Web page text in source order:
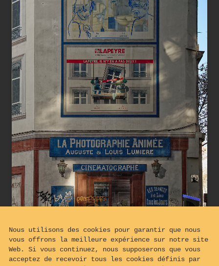
Nous utilisons des cookies pour garantir que nous
vous offrons la meilleure expérience sur notre site
Web. Si vous continuez, nous supposerons que vous
acceptez de recevoir tous les cookies définis par